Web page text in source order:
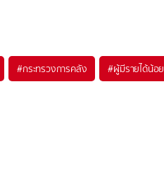
#กระทรวงการคลัง #ผู้มีรายได้น้อย